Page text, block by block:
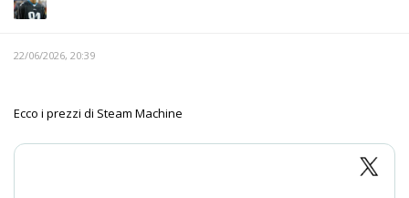
22/06/2026, 20:39
Ecco i prezzi di Steam Machine